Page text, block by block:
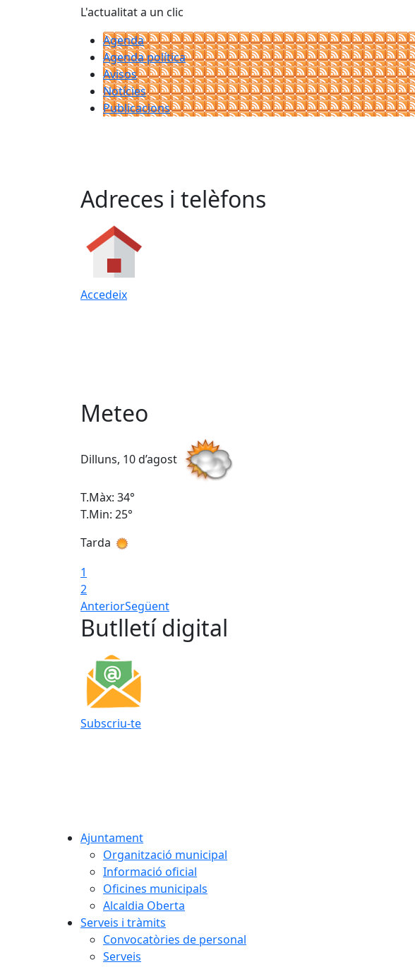
L'actualitat a un clic
Agenda
Agenda política
Avisos
Notícies
Publicacions
Adreces i telèfons
Accedeix
Meteo
Dilluns, 10 d’agost
T.Màx: 34°
T.Min: 25°
Tarda
1
2
AnteriorSegüent
Butlletí digital
Subscriu-te
Ajuntament
Organització municipal
Informació oficial
Oficines municipals
Alcaldia Oberta
Serveis i tràmits
Convocatòries de personal
Serveis